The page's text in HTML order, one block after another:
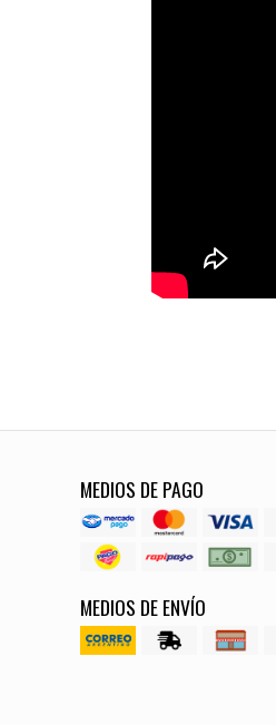
MEDIOS DE PAGO
MEDIOS DE ENVÍO